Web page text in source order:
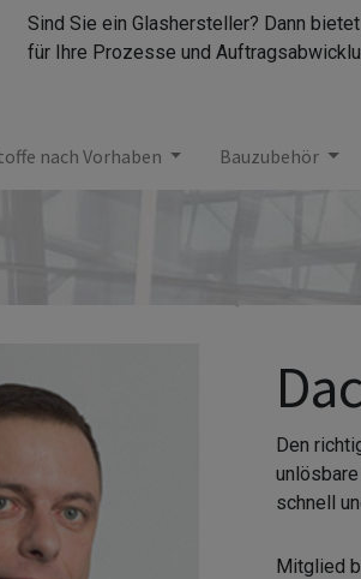
Sind Sie ein Glashersteller? Dann
für Ihre Prozesse und
nach Vorhaben Bauzubehör
Den
schnell
Mitglied